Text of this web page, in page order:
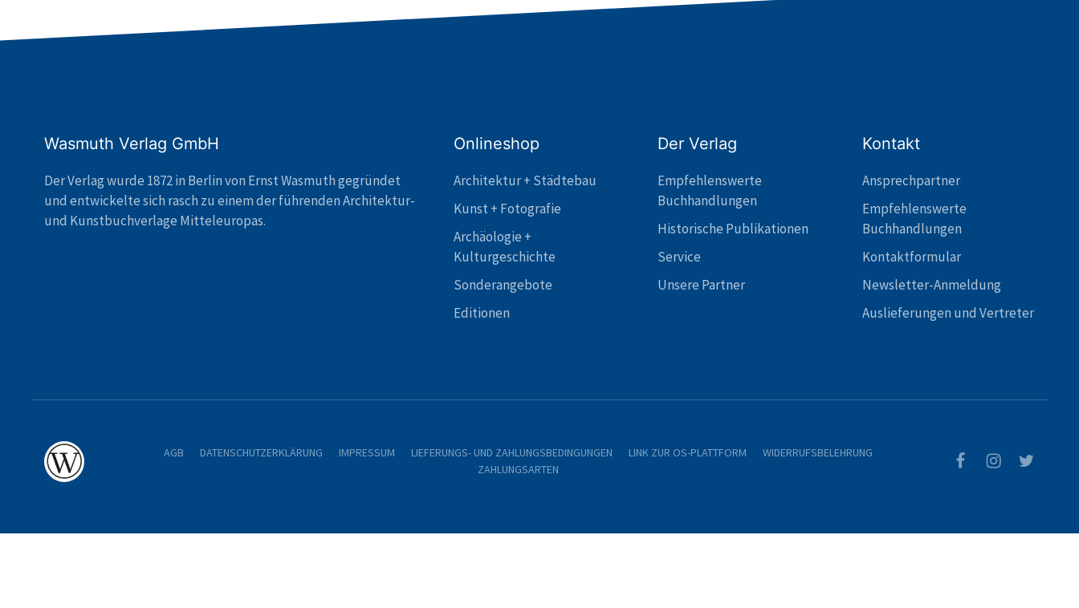
Wasmuth Verlag GmbH
Der Verlag wurde 1872 in Berlin von Ernst Wasmuth gegründet
und entwickelte sich rasch zu einem der führenden Architektur-
und Kunstbuchverlage Mitteleuropas.
Onlineshop
Architektur + Städtebau
Kunst + Fotografie
Archäologie +
Kulturgeschichte
Sonderangebote
Editionen
Der Verlag
Empfehlenswerte
Buchhandlungen
Historische Publikationen
Service
Unsere Partner
Kontakt
Ansprechpartner
Empfehlenswerte
Buchhandlungen
Kontaktformular
Newsletter-Anmeldung
Auslieferungen und Vertreter
AGB DATENSCHUTZERKLÄRUNG IMPRESSUM LIEFERUNGS- UND ZAHLUNGSBEDINGUNGEN LINK ZUR OS-PLATTFORM
WIDERRUFSBELEHRUNG
ZAHLUNGSARTEN